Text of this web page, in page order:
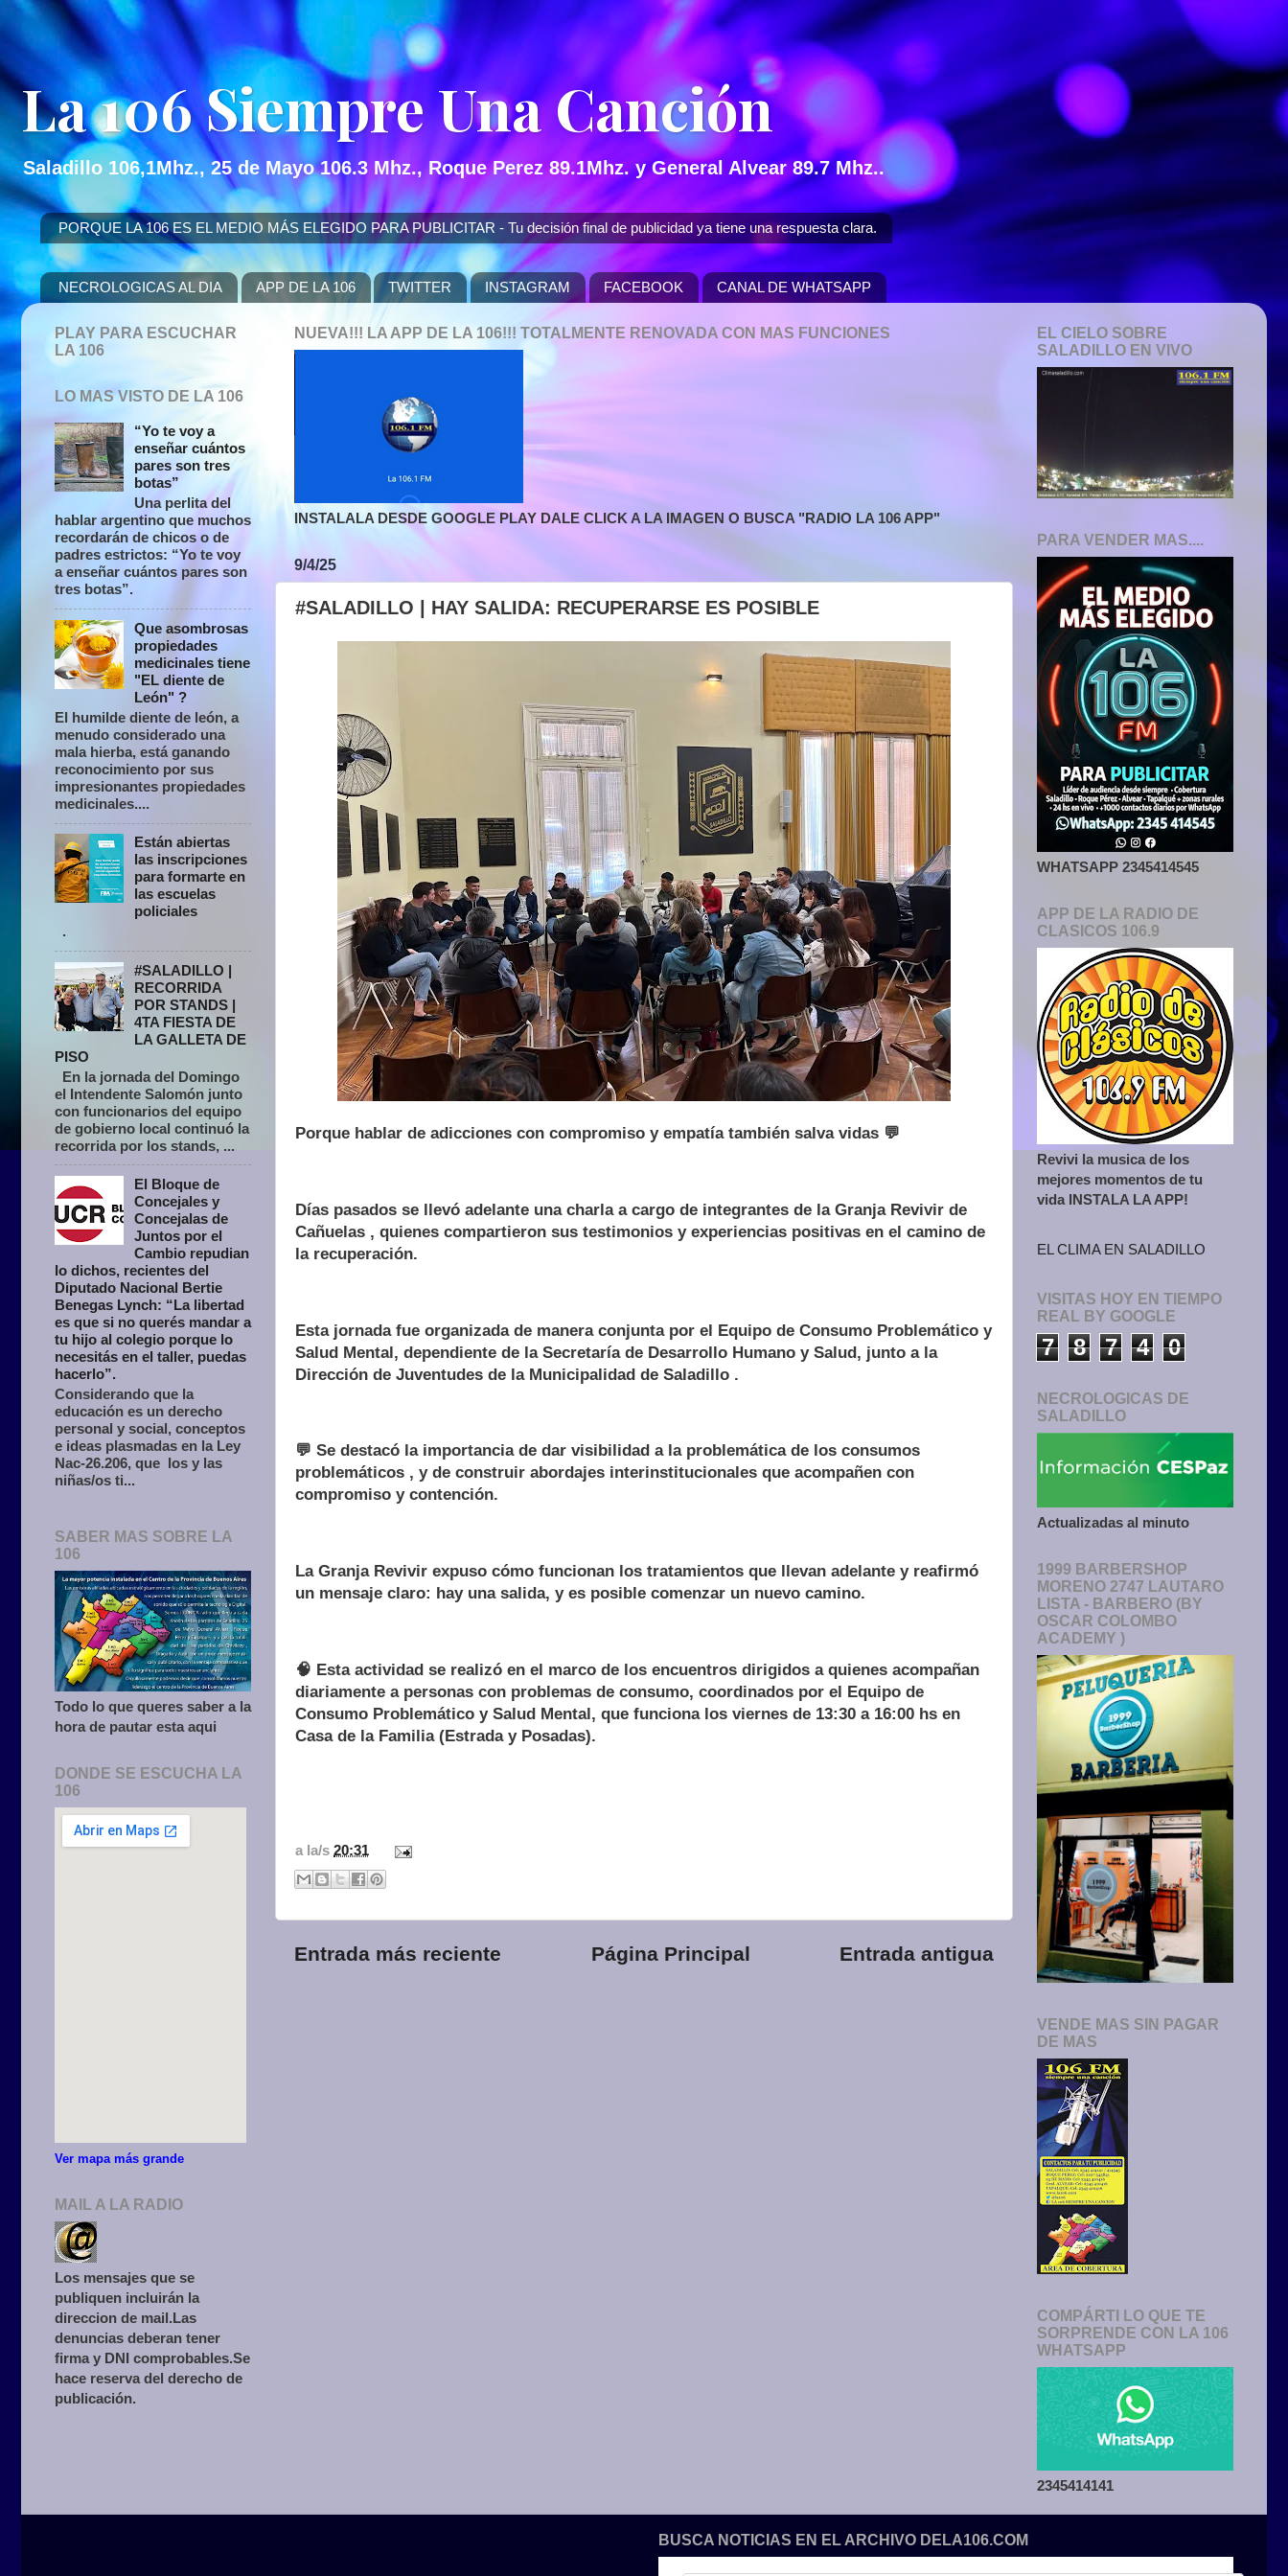
La 106 Siempre Una Canción
Saladillo 106,1Mhz., 25 de Mayo 106.3 Mhz., Roque Perez 89.1Mhz. y General Alvear 89.7 Mhz..
PORQUE LA 106 ES EL MEDIO MÁS ELEGIDO PARA PUBLICITAR - Tu decisión final de publicidad ya tiene una respuesta clara.
NECROLOGICAS AL DIA APP DE LA 106 TWITTER INSTAGRAM FACEBOOK CANAL DE WHATSAPP
NUEVA!!! LA APP DE LA 106!!! TOTALMENTE RENOVADA CON MAS FUNCIONES
INSTALALA DESDE GOOGLE PLAY DALE CLICK A LA IMAGEN O BUSCA "RADIO LA 106 APP"
9/4/25
#SALADILLO | HAY SALIDA: RECUPERARSE ES POSIBLE
Porque hablar de adicciones con compromiso y empatía también salva vidas 💬
Días pasados ​​se llevó adelante una charla a cargo de integrantes de la Granja Revivir de
Cañuelas , quienes compartieron sus testimonios y experiencias positivas en el camino de
la recuperación.
Esta jornada fue organizada de manera conjunta por el Equipo de Consumo Problemático y
Salud Mental, dependiente de la Secretaría de Desarrollo Humano y Salud, junto a la
Dirección de Juventudes de la Municipalidad de Saladillo .
💬 Se destacó la importancia de dar visibilidad a la problemática de los consumos
problemáticos , y de construir abordajes interinstitucionales que acompañen con
compromiso y contención.
La Granja Revivir expuso cómo funcionan los tratamientos que llevan adelante y reafirmó
un mensaje claro: hay una salida, y es posible comenzar un nuevo camino.
🧠 Esta actividad se realizó en el marco de los encuentros dirigidos a quienes acompañan
diariamente a personas con problemas de consumo, coordinados por el Equipo de
Consumo Problemático y Salud Mental, que funciona los viernes de 13:30 a 16:00 hs en
Casa de la Familia (Estrada y Posadas).
a la/s 20:31
Entrada más reciente Entrada antigua
Página Principal
PLAY PARA ESCUCHAR
LA 106
LO MAS VISTO DE LA 106
“Yo te voy a
enseñar cuántos
pares son tres
botas”
Una perlita del
hablar argentino que muchos
recordarán de chicos o de
padres estrictos: “Yo te voy
a enseñar cuántos pares son
tres botas”.
Que asombrosas
propiedades
medicinales tiene
"EL diente de
León" ?
El humilde diente de león, a
menudo considerado una
mala hierba, está ganando
reconocimiento por sus
impresionantes propiedades
medicinales....
Están abiertas
las inscripciones
para formarte en
las escuelas
policiales
.
#SALADILLO |
RECORRIDA
POR STANDS |
4TA FIESTA DE
LA GALLETA DE
PISO
En la jornada del Domingo
el Intendente Salomón junto
con funcionarios del equipo
de gobierno local continuó la
recorrida por los stands, ...
El Bloque de
Concejales y
Concejalas de
Juntos por el
Cambio repudian
lo dichos, recientes del
Diputado Nacional Bertie
Benegas Lynch: “La libertad
es que si no querés mandar a
tu hijo al colegio porque lo
necesitás en el taller, puedas
hacerlo”.
Considerando que la
educación es un derecho
personal y social, conceptos
e ideas plasmadas en la Ley
Nac-26.206, que los y las
niñas/os ti...
SABER MAS SOBRE LA
106
Todo lo que queres saber a la
hora de pautar esta aqui
DONDE SE ESCUCHA LA
106
Ver mapa más grande
MAIL A LA RADIO
Los mensajes que se
publiquen incluirán la
direccion de mail.Las
denuncias deberan tener
firma y DNI comprobables.Se
hace reserva del derecho de
publicación.
EL CIELO SOBRE
SALADILLO EN VIVO
PARA VENDER MAS....
WHATSAPP 2345414545
APP DE LA RADIO DE
CLASICOS 106.9
Revivi la musica de los
mejores momentos de tu
vida INSTALA LA APP!
EL CLIMA EN SALADILLO
VISITAS HOY EN TIEMPO
REAL BY GOOGLE
7 8 7 4 0
NECROLOGICAS DE
SALADILLO
Actualizadas al minuto
1999 BARBERSHOP
MORENO 2747 LAUTARO
LISTA - BARBERO (BY
OSCAR COLOMBO
ACADEMY )
VENDE MAS SIN PAGAR
DE MAS
COMPÁRTI LO QUE TE
SORPRENDE CON LA 106
WHATSAPP
2345414141
BUSCA NOTICIAS EN EL ARCHIVO DELA106.COM